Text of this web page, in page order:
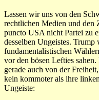
Lassen wir uns von den
rechtlichen Medien und den
puncto USA nicht Partei zu
desselben Ungeistes.
fundamentalistischen
vor den bösen Lefties
gerade auch von der
kein kommoter als ihre
Ungeiste: